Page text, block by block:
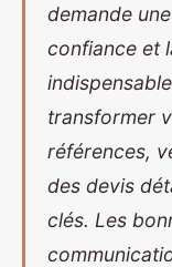
demande
confiance et
transformer
références,
des devis
clés. Les